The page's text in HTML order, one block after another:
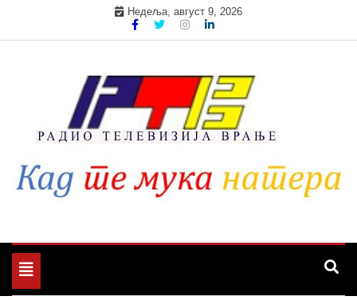
Недеља, август 9, 2026
Toggle
navigation